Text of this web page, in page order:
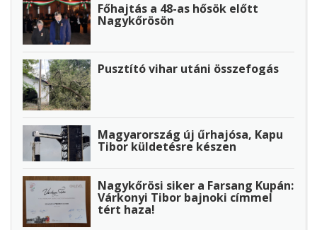
Főhajtás a 48-as hősök előtt
Nagykőrösön
Pusztító vihar utáni összefogás
Magyarország új űrhajósa, Kapu
Tibor küldetésre készen
Nagykőrösi siker a Farsang Kupán:
Várkonyi Tibor bajnoki címmel
tért haza!